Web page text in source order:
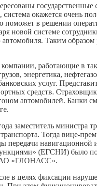
, система окажется очень
поможет в решении
новой системе
Таким образом
работающие в
энергетика,
услуг.
средств.
автомобилей. Банки
заместитель министра
Тогда вице-
передачи
(ЕГСНИ) было
АО «ГЛОНАСС».
в целях фиксации